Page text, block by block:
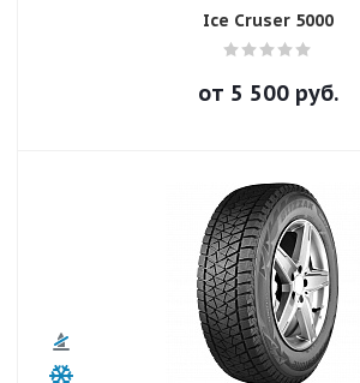
Ice Cruser 5000
от 5 500руб.